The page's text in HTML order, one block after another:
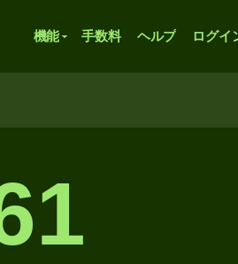
機能 手数料 ヘルプ ログイ